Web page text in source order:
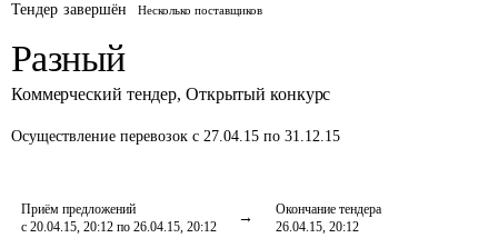
Тендер завершён Несколько поставщиков
Разный
Коммерческий тендер, Открытый конкурс
Осуществление перевозок с 27.04.15 по 31.12.15
Приём предложений
с 20.04.15, 20:12 по 26.04.15, 20:12
Окончание тендера
26.04.15, 20:12